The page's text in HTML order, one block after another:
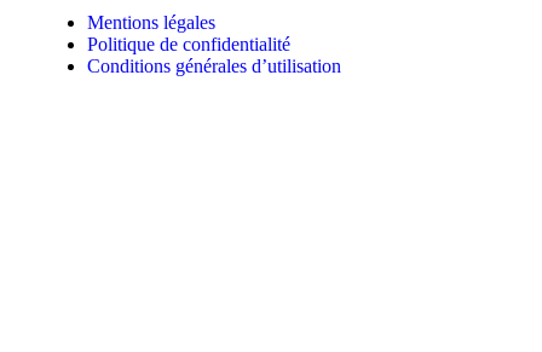
Mentions légales
Politique de confidentialité
Conditions générales d’utilisation